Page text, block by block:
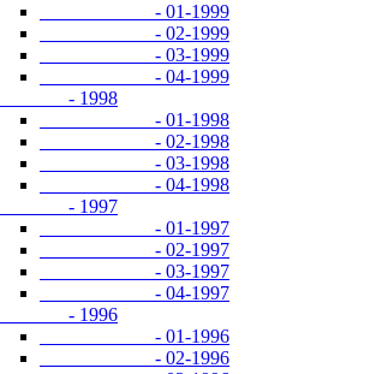
- 01-1999
- 02-1999
- 03-1999
- 04-1999
- 1998
- 01-1998
- 02-1998
- 03-1998
- 04-1998
- 1997
- 01-1997
- 02-1997
- 03-1997
- 04-1997
- 1996
- 01-1996
- 02-1996